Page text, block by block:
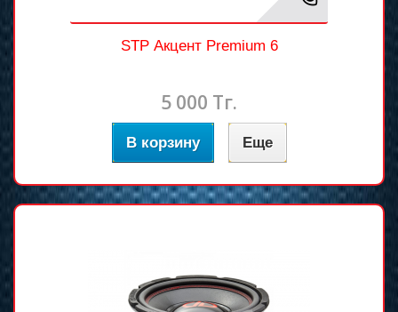
STP Акцент Premium 6
5 000 Тг.
В корзину Еще